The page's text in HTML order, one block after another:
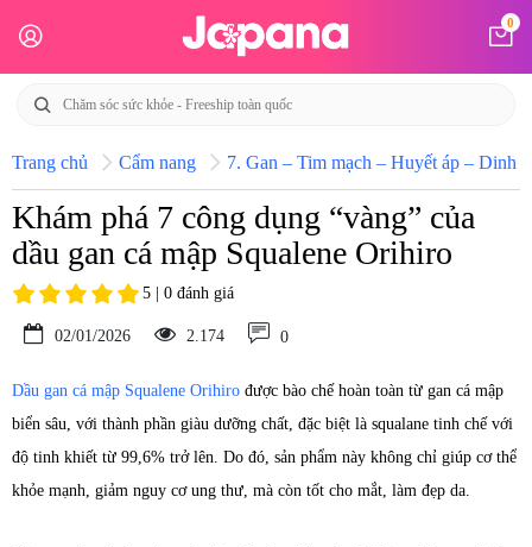
0
Trang chủ Cẩm nang 7. Gan – Tim mạch – Huyết áp – Dinh
Khám phá 7 công dụng “vàng” của
dầu gan cá mập Squalene Orihiro
5 | 0 đánh giá
02/01/2026 2.174 0
Dầu gan cá mập Squalene Orihiro được bào chế hoàn toàn từ gan cá mập
biển sâu, với thành phần giàu dưỡng chất, đặc biệt là squalane tinh chế với
độ tinh khiết từ 99,6% trở lên. Do đó, sản phẩm này không chỉ giúp cơ thể
khỏe mạnh, giảm nguy cơ ung thư, mà còn tốt cho mắt, làm đẹp da.